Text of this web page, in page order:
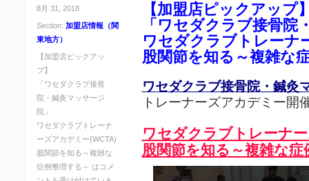
8月 31, 2018
Section: 加盟店情報（関
東地方）
【加盟店ピックアッ
プ】
「ワセダクラブ接骨
院・鍼灸マッサージ
院」
ワセダクラブトレーナ
ーズアカデミー(WCTA)
股関節を知る～複雑な
症例整理する～ は コメ
【加盟店ピックアップ
「ワセダクラブ接骨院
ワセダクラブトレーナ
股関節を知る～複雑な
ワセダクラブ接骨院・鍼灸
トレーナーズアカデミー開
ワセダクラブトレーナ
股関節を知る～複雑な症